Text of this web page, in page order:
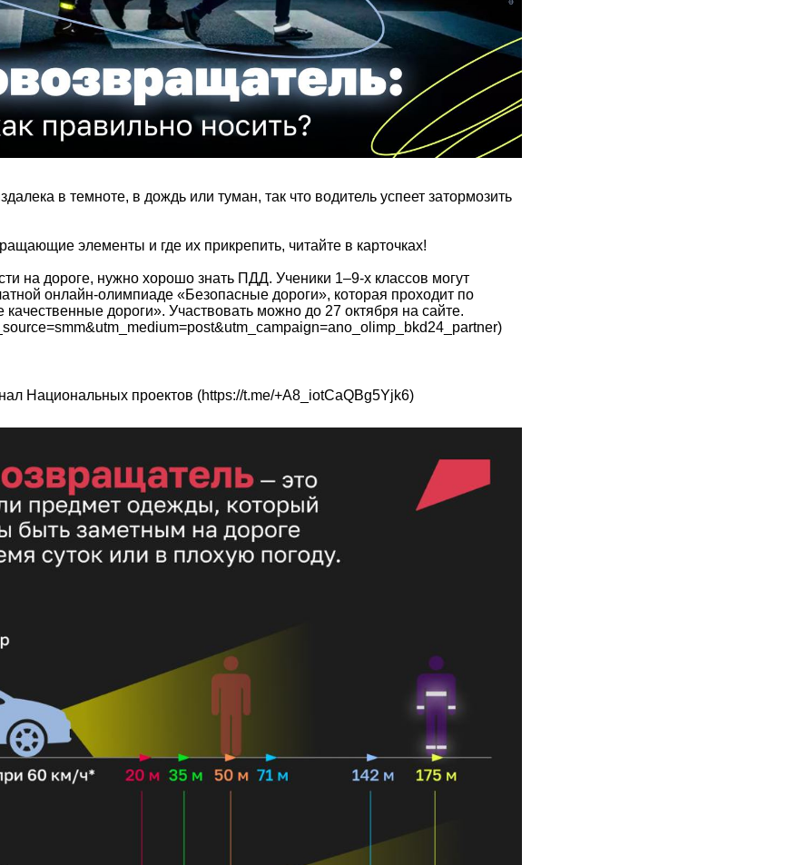
в темноте, в дождь или туман, так что водитель успеет затормозить
элементы и где их прикрепить, читайте в карточках!
на дороге, нужно хорошо знать ПДД. Ученики 1–9-х классов могут
онлайн-олимпиаде «Безопасные дороги», которая проходит по
дороги». Участвовать можно до 27 октября на сайте.
Национальных проектов (https://t.me/+A8_iotCaQBg5Yjk6)